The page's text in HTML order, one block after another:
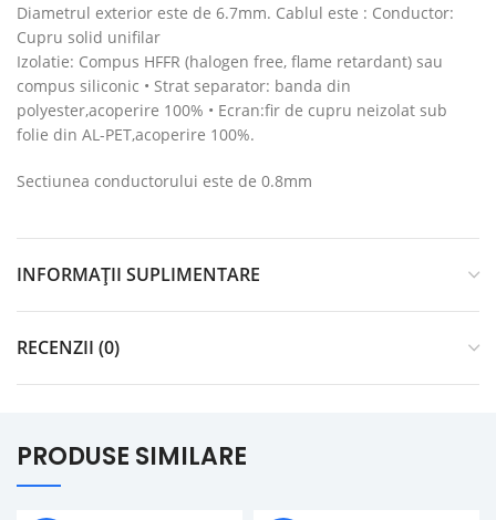
Diametrul exterior este de 6.7mm. Cablul este : Conductor:
Cupru solid unifilar
Izolatie: Compus HFFR (halogen free, flame retardant) sau
compus siliconic • Strat separator: banda din
polyester,acoperire 100% • Ecran:fir de cupru neizolat sub
folie din AL-PET,acoperire 100%.
Sectiunea conductorului este de 0.8mm
INFORMAȚII SUPLIMENTARE
RECENZII (0)
PRODUSE SIMILARE